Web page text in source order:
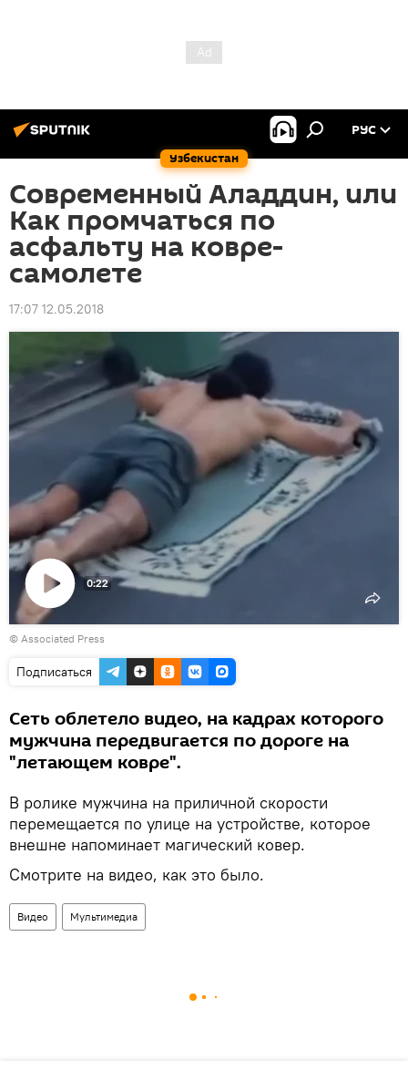
Узбекистан
РУС
Современный Аладдин, или
Как промчаться по
асфальту на ковре-
самолете
17:07 12.05.2018
Воспроизвести
видео
0:22
© Associated Press
Подписаться
Сеть облетело видео, на кадрах которого
мужчина передвигается по дороге на
"летающем ковре".
В ролике мужчина на приличной скорости
перемещается по улице на устройстве, которое
внешне напоминает магический ковер.
Смотрите на видео, как это было.
Видео Мультимедиа